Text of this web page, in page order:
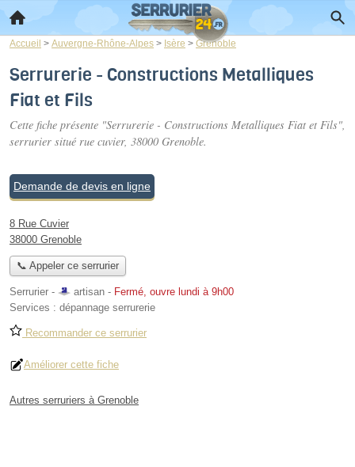
Accueil > Auvergne-Rhône-Alpes > Isère > Grenoble
Serrurerie - Constructions Metalliques
Fiat et Fils
Cette fiche présente "Serrurerie - Constructions Metalliques Fiat et Fils",
serrurier situé rue cuvier, 38000 Grenoble.
Demande de devis en ligne
8 Rue Cuvier
38000 Grenoble
📞 Appeler ce serrurier
Serrurier - artisan - Fermé, ouvre lundi à 9h00
Services : dépannage serrurerie
Recommander ce serrurier
Améliorer cette fiche
Autres serruriers à Grenoble